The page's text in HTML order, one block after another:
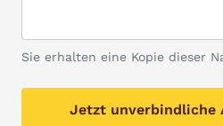
Sie erhalten eine Kopie dieser
Jetzt unverbindliche